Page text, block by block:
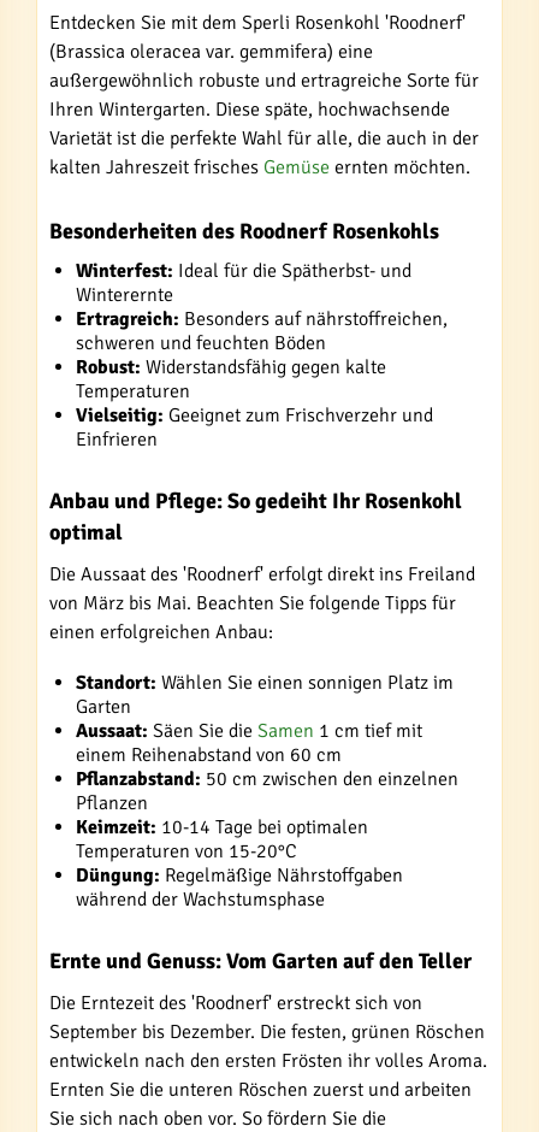
Entdecken Sie mit dem Sperli Rosenkohl 'Roodnerf'
(Brassica oleracea var. gemmifera) eine
außergewöhnlich robuste und ertragreiche Sorte für
Ihren Wintergarten. Diese späte, hochwachsende
Varietät ist die perfekte Wahl für alle, die auch in der
kalten Jahreszeit frisches Gemüse ernten möchten.
Besonderheiten des Roodnerf Rosenkohls
Winterfest: Ideal für die Spätherbst- und
Winterernte
Ertragreich: Besonders auf nährstoffreichen,
schweren und feuchten Böden
Robust: Widerstandsfähig gegen kalte
Temperaturen
Vielseitig: Geeignet zum Frischverzehr und
Einfrieren
Anbau und Pflege: So gedeiht Ihr Rosenkohl
optimal
Die Aussaat des 'Roodnerf' erfolgt direkt ins Freiland
von März bis Mai. Beachten Sie folgende Tipps für
einen erfolgreichen Anbau:
Standort: Wählen Sie einen sonnigen Platz im
Garten
Aussaat: Säen Sie die Samen 1 cm tief mit
einem Reihenabstand von 60 cm
Pflanzabstand: 50 cm zwischen den einzelnen
Pflanzen
Keimzeit: 10-14 Tage bei optimalen
Temperaturen von 15-20°C
Düngung: Regelmäßige Nährstoffgaben
während der Wachstumsphase
Ernte und Genuss: Vom Garten auf den Teller
Die Erntezeit des 'Roodnerf' erstreckt sich von
September bis Dezember. Die festen, grünen Röschen
entwickeln nach den ersten Frösten ihr volles Aroma.
Ernten Sie die unteren Röschen zuerst und arbeiten
Sie sich nach oben vor. So fördern Sie die